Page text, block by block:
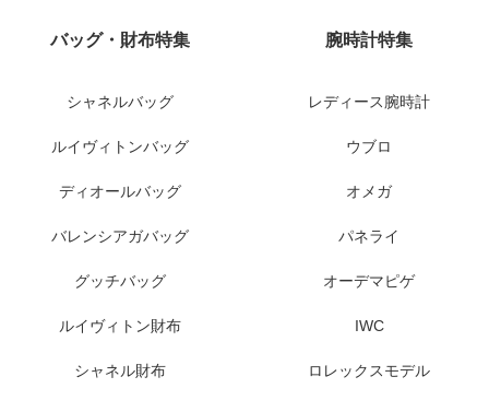
バッグ・財布特集
シャネルバッグ
ルイヴィトンバッグ
ディオールバッグ
バレンシアガバッグ
グッチバッグ
ルイヴィトン財布
シャネル財布
腕時計特集
レディース腕時計
ウブロ
オメガ
パネライ
オーデマピゲ
IWC
ロレックスモデル